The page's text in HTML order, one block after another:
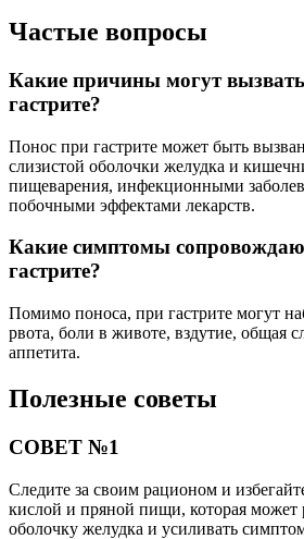
Частые вопросы
Какие причины могут
гастрите?
Понос при гастрите может быть
слизистой оболочки желудка и
пищеварения, инфекционными
побочными эффектами лекарств.
Какие симптомы
гастрите?
Помимо поноса, при гастрите могут
рвота, боли в животе, вздутие, общая
аппетита.
Полезные советы
СОВЕТ №1
Следите за своим рационом и
кислой и пряной пищи, которая может
оболочку желудка и усиливать